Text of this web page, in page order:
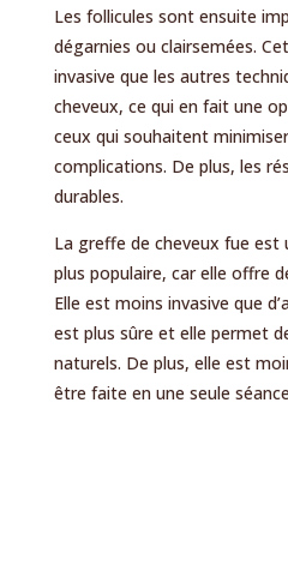
Les follicules sont ensuite
dégarnies ou clairsemées.
invasive que les autres
cheveux, ce qui en fait une
ceux qui souhaitent
complications. De plus, les
durables.
La greffe de cheveux fue est
plus populaire, car elle offre
Elle est moins invasive que
est plus sûre et elle permet
naturels. De plus, elle est
être faite en une seule